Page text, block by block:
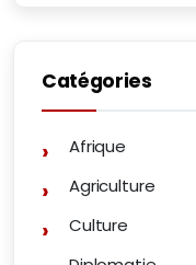
Catégories
Afrique
Agriculture
Culture